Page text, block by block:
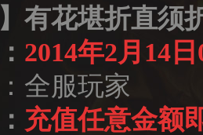
】有花堪折直须
2014年2月 14 日
：全服玩家
充值任意金额